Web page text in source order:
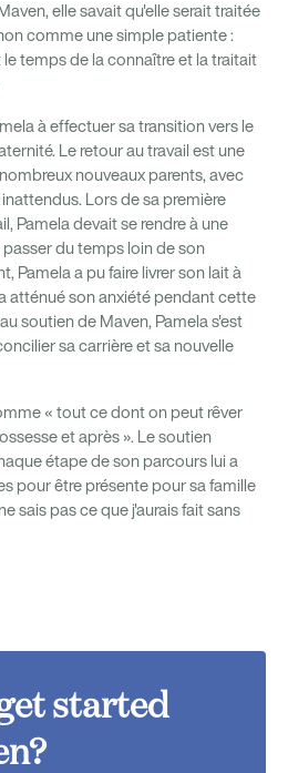
elle savait qu'elle serait traitée
comme une simple patiente :
temps de la connaître et la traitait
à effectuer sa transition vers le
Le retour au travail est une
nouveaux parents, avec
Lors de sa première
Pamela devait se rendre à une
du temps loin de son
Pamela a pu faire livrer son lait à
atténué son anxiété pendant cette
soutien de Maven, Pamela s'est
sa carrière et sa nouvelle
« tout ce dont on peut rêver
et après ». Le soutien
étape de son parcours lui a
pour être présente pour sa famille
sais pas ce que j'aurais fait sans
started